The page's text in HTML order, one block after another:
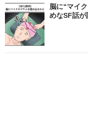
脳に“マイ
めなSF話が